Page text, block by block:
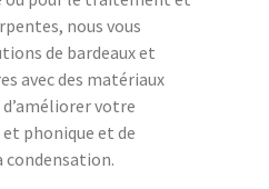
nous vous
de bardeaux et
avec des matériaux
votre
phonique et de